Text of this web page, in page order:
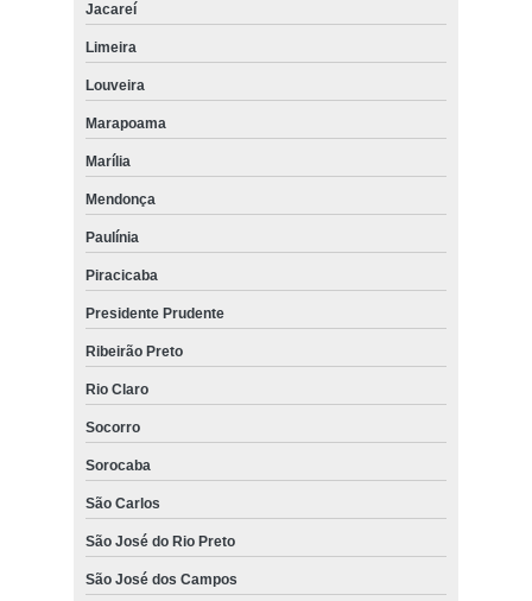
Jacareí
Limeira
Louveira
Marapoama
Marília
Mendonça
Paulínia
Piracicaba
Presidente Prudente
Ribeirão Preto
Rio Claro
Socorro
Sorocaba
São Carlos
São José do Rio Preto
São José dos Campos